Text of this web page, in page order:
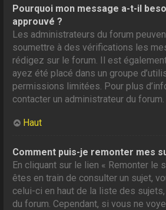
Pourquoi mon message a-t-il
approuvé ?
Les administrateurs du forum
soumettre à des vérifications les
rédigez sur le forum. Il est
ayez été placé dans un groupe
permissions limitées. Pour plus
contacter un administrateur du forum.
Haut
Comment puis-je remonter mes
En cliquant sur le lien « Remonter le
êtes en train de consulter un sujet,
celui-ci en haut de la liste des
du forum. Cependant, si vous ne